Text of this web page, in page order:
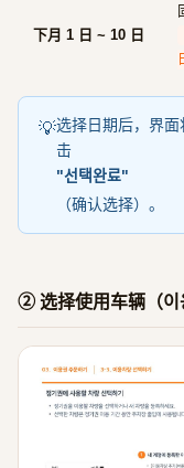
下月 1 日 ~ 10 日
💡选择日期后，界
击
"선택완료"
（确认选择）。
② 选择使用车辆（이